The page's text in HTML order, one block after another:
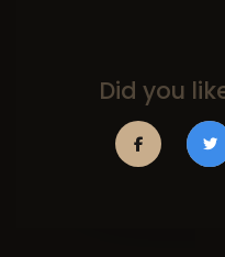
Did you